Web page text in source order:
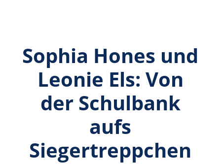
Sophia Hones und
Leonie Els: Von
der Schulbank
aufs
Siegertreppchen